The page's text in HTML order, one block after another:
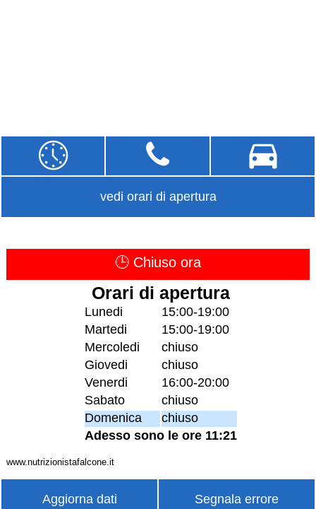
vedi orari di apertura
🕒 Chiuso ora
Orari di apertura
Lunedi
15:00-19:00
Martedi
15:00-19:00
Mercoledi
chiuso
Giovedi
chiuso
Venerdi
16:00-20:00
Sabato
chiuso
Domenica
chiuso
Adesso sono le ore 11:21
www.nutrizionistafalcone.it
Aggiorna dati Segnala errore